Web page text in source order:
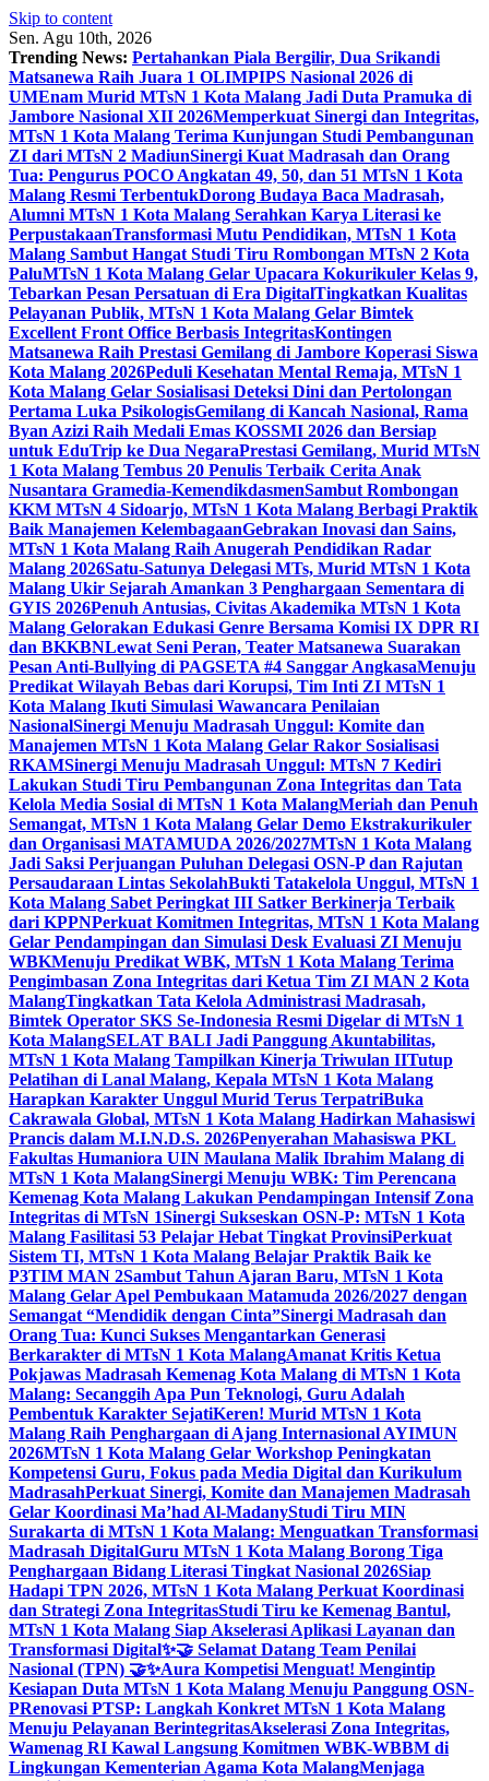
Skip to content
Sen. Agu 10th, 2026
Trending News: Pertahankan Piala Bergilir, Dua Srikandi
Matsanewa Raih Juara 1 OLIMPIPS Nasional 2026 di
UMEnam Murid MTsN 1 Kota Malang Jadi Duta Pramuka di
Jambore Nasional XII 2026Memperkuat Sinergi dan Integritas,
MTsN 1 Kota Malang Terima Kunjungan Studi Pembangunan
ZI dari MTsN 2 MadiunSinergi Kuat Madrasah dan Orang
Tua: Pengurus POCO Angkatan 49, 50, dan 51 MTsN 1 Kota
Malang Resmi TerbentukDorong Budaya Baca Madrasah,
Alumni MTsN 1 Kota Malang Serahkan Karya Literasi ke
PerpustakaanTransformasi Mutu Pendidikan, MTsN 1 Kota
Malang Sambut Hangat Studi Tiru Rombongan MTsN 2 Kota
PaluMTsN 1 Kota Malang Gelar Upacara Kokurikuler Kelas 9,
Tebarkan Pesan Persatuan di Era DigitalTingkatkan Kualitas
Pelayanan Publik, MTsN 1 Kota Malang Gelar Bimtek
Excellent Front Office Berbasis IntegritasKontingen
Matsanewa Raih Prestasi Gemilang di Jambore Koperasi Siswa
Kota Malang 2026Peduli Kesehatan Mental Remaja, MTsN 1
Kota Malang Gelar Sosialisasi Deteksi Dini dan Pertolongan
Pertama Luka PsikologisGemilang di Kancah Nasional, Rama
Byan Azizi Raih Medali Emas KOSSMI 2026 dan Bersiap
untuk EduTrip ke Dua NegaraPrestasi Gemilang, Murid MTsN
1 Kota Malang Tembus 20 Penulis Terbaik Cerita Anak
Nusantara Gramedia-KemendikdasmenSambut Rombongan
KKM MTsN 4 Sidoarjo, MTsN 1 Kota Malang Berbagi Praktik
Baik Manajemen KelembagaanGebrakan Inovasi dan Sains,
MTsN 1 Kota Malang Raih Anugerah Pendidikan Radar
Malang 2026Satu-Satunya Delegasi MTs, Murid MTsN 1 Kota
Malang Ukir Sejarah Amankan 3 Penghargaan Sementara di
GYIS 2026Penuh Antusias, Civitas Akademika MTsN 1 Kota
Malang Gelorakan Edukasi Genre Bersama Komisi IX DPR RI
dan BKKBNLewat Seni Peran, Teater Matsanewa Suarakan
Pesan Anti-Bullying di PAGSETA #4 Sanggar AngkasaMenuju
Predikat Wilayah Bebas dari Korupsi, Tim Inti ZI MTsN 1
Kota Malang Ikuti Simulasi Wawancara Penilaian
NasionalSinergi Menuju Madrasah Unggul: Komite dan
Manajemen MTsN 1 Kota Malang Gelar Rakor Sosialisasi
RKAMSinergi Menuju Madrasah Unggul: MTsN 7 Kediri
Lakukan Studi Tiru Pembangunan Zona Integritas dan Tata
Kelola Media Sosial di MTsN 1 Kota MalangMeriah dan Penuh
Semangat, MTsN 1 Kota Malang Gelar Demo Ekstrakurikuler
dan Organisasi MATAMUDA 2026/2027MTsN 1 Kota Malang
Jadi Saksi Perjuangan Puluhan Delegasi OSN-P dan Rajutan
Persaudaraan Lintas SekolahBukti Tatakelola Unggul, MTsN 1
Kota Malang Sabet Peringkat III Satker Berkinerja Terbaik
dari KPPNPerkuat Komitmen Integritas, MTsN 1 Kota Malang
Gelar Pendampingan dan Simulasi Desk Evaluasi ZI Menuju
WBKMenuju Predikat WBK, MTsN 1 Kota Malang Terima
Pengimbasan Zona Integritas dari Ketua Tim ZI MAN 2 Kota
MalangTingkatkan Tata Kelola Administrasi Madrasah,
Bimtek Operator SKS Se-Indonesia Resmi Digelar di MTsN 1
Kota MalangSELAT BALI Jadi Panggung Akuntabilitas,
MTsN 1 Kota Malang Tampilkan Kinerja Triwulan IITutup
Pelatihan di Lanal Malang, Kepala MTsN 1 Kota Malang
Harapkan Karakter Unggul Murid Terus TerpatriBuka
Cakrawala Global, MTsN 1 Kota Malang Hadirkan Mahasiswi
Prancis dalam M.I.N.D.S. 2026Penyerahan Mahasiswa PKL
Fakultas Humaniora UIN Maulana Malik Ibrahim Malang di
MTsN 1 Kota MalangSinergi Menuju WBK: Tim Perencana
Kemenag Kota Malang Lakukan Pendampingan Intensif Zona
Integritas di MTsN 1Sinergi Sukseskan OSN-P: MTsN 1 Kota
Malang Fasilitasi 53 Pelajar Hebat Tingkat ProvinsiPerkuat
Sistem TI, MTsN 1 Kota Malang Belajar Praktik Baik ke
P3TIM MAN 2Sambut Tahun Ajaran Baru, MTsN 1 Kota
Malang Gelar Apel Pembukaan Matamuda 2026/2027 dengan
Semangat “Mendidik dengan Cinta”Sinergi Madrasah dan
Orang Tua: Kunci Sukses Mengantarkan Generasi
Berkarakter di MTsN 1 Kota MalangAmanat Kritis Ketua
Pokjawas Madrasah Kemenag Kota Malang di MTsN 1 Kota
Malang: Secanggih Apa Pun Teknologi, Guru Adalah
Pembentuk Karakter SejatiKeren! Murid MTsN 1 Kota
Malang Raih Penghargaan di Ajang Internasional AYIMUN
2026MTsN 1 Kota Malang Gelar Workshop Peningkatan
Kompetensi Guru, Fokus pada Media Digital dan Kurikulum
MadrasahPerkuat Sinergi, Komite dan Manajemen Madrasah
Gelar Koordinasi Ma’had Al-MadanyStudi Tiru MIN
Surakarta di MTsN 1 Kota Malang: Menguatkan Transformasi
Madrasah DigitalGuru MTsN 1 Kota Malang Borong Tiga
Penghargaan Bidang Literasi Tingkat Nasional 2026Siap
Hadapi TPN 2026, MTsN 1 Kota Malang Perkuat Koordinasi
dan Strategi Zona IntegritasStudi Tiru ke Kemenag Bantul,
MTsN 1 Kota Malang Siap Akselerasi Aplikasi Layanan dan
Transformasi Digital✨🤝 Selamat Datang Team Penilai
Nasional (TPN) 🤝✨Aura Kompetisi Menguat! Mengintip
Kesiapan Duta MTsN 1 Kota Malang Menuju Panggung OSN-
PRenovasi PTSP: Langkah Konkret MTsN 1 Kota Malang
Menuju Pelayanan BerintegritasAkselerasi Zona Integritas,
Wamenag RI Kawal Langsung Komitmen WBK-WBBM di
Lingkungan Kementerian Agama Kota MalangMenjaga